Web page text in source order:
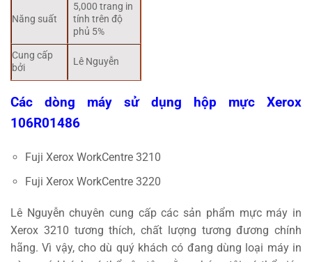
Năng suất
5,000 trang in
tính trên độ
phủ 5%
Cung cấp
bởi
Lê Nguyễn
Các dòng máy sử dụng hộp mực Xerox
106R01486
Fuji Xerox WorkCentre 3210
Fuji Xerox WorkCentre 3220
Lê Nguyễn chuyên cung cấp các sản phẩm mực máy in
Xerox 3210 tương thích, chất lượng tương đương chính
hãng. Vì vậy, cho dù quý khách có đang dùng loại máy in